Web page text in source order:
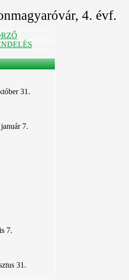
4. évf.
31.
7.
7.
31.